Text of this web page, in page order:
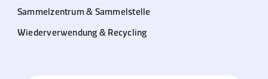
Sammelzentrum & Sammelstelle
Wiederverwendung & Recycling